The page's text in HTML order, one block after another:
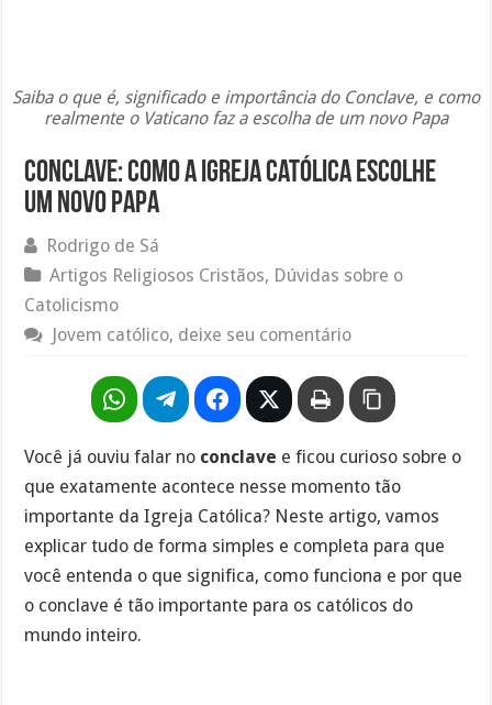
Saiba o que é, significado e importância do Conclave, e como
realmente o Vaticano faz a escolha de um novo Papa
Conclave: Como a Igreja Católica escolhe
um novo Papa
Rodrigo de Sá
Artigos Religiosos Cristãos, Dúvidas sobre o
Catolicismo
Jovem católico, deixe seu comentário
Você já ouviu falar no conclave e ficou curioso sobre o
que exatamente acontece nesse momento tão
importante da Igreja Católica? Neste artigo, vamos
explicar tudo de forma simples e completa para que
você entenda o que significa, como funciona e por que
o conclave é tão importante para os católicos do
mundo inteiro.